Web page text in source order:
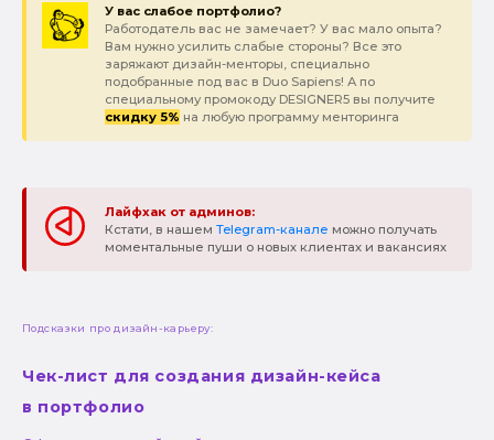
У вас слабое портфолио?
Работодатель вас не замечает? У вас мало опыта?
Вам нужно усилить слабые стороны? Все это
заряжают дизайн-менторы, специально
подобранные под вас в Duo Sapiens! А по
специальному промокоду DESIGNER5 вы получите
скидку 5% на любую программу менторинга
Лайфхак от админов:
Кстати, в нашем Telegram-канале можно получать
моментальные пуши о новых клиентах и вакансиях
Подсказки про дизайн-карьеру:
Чек-лист для создания дизайн-кейса
в портфолио